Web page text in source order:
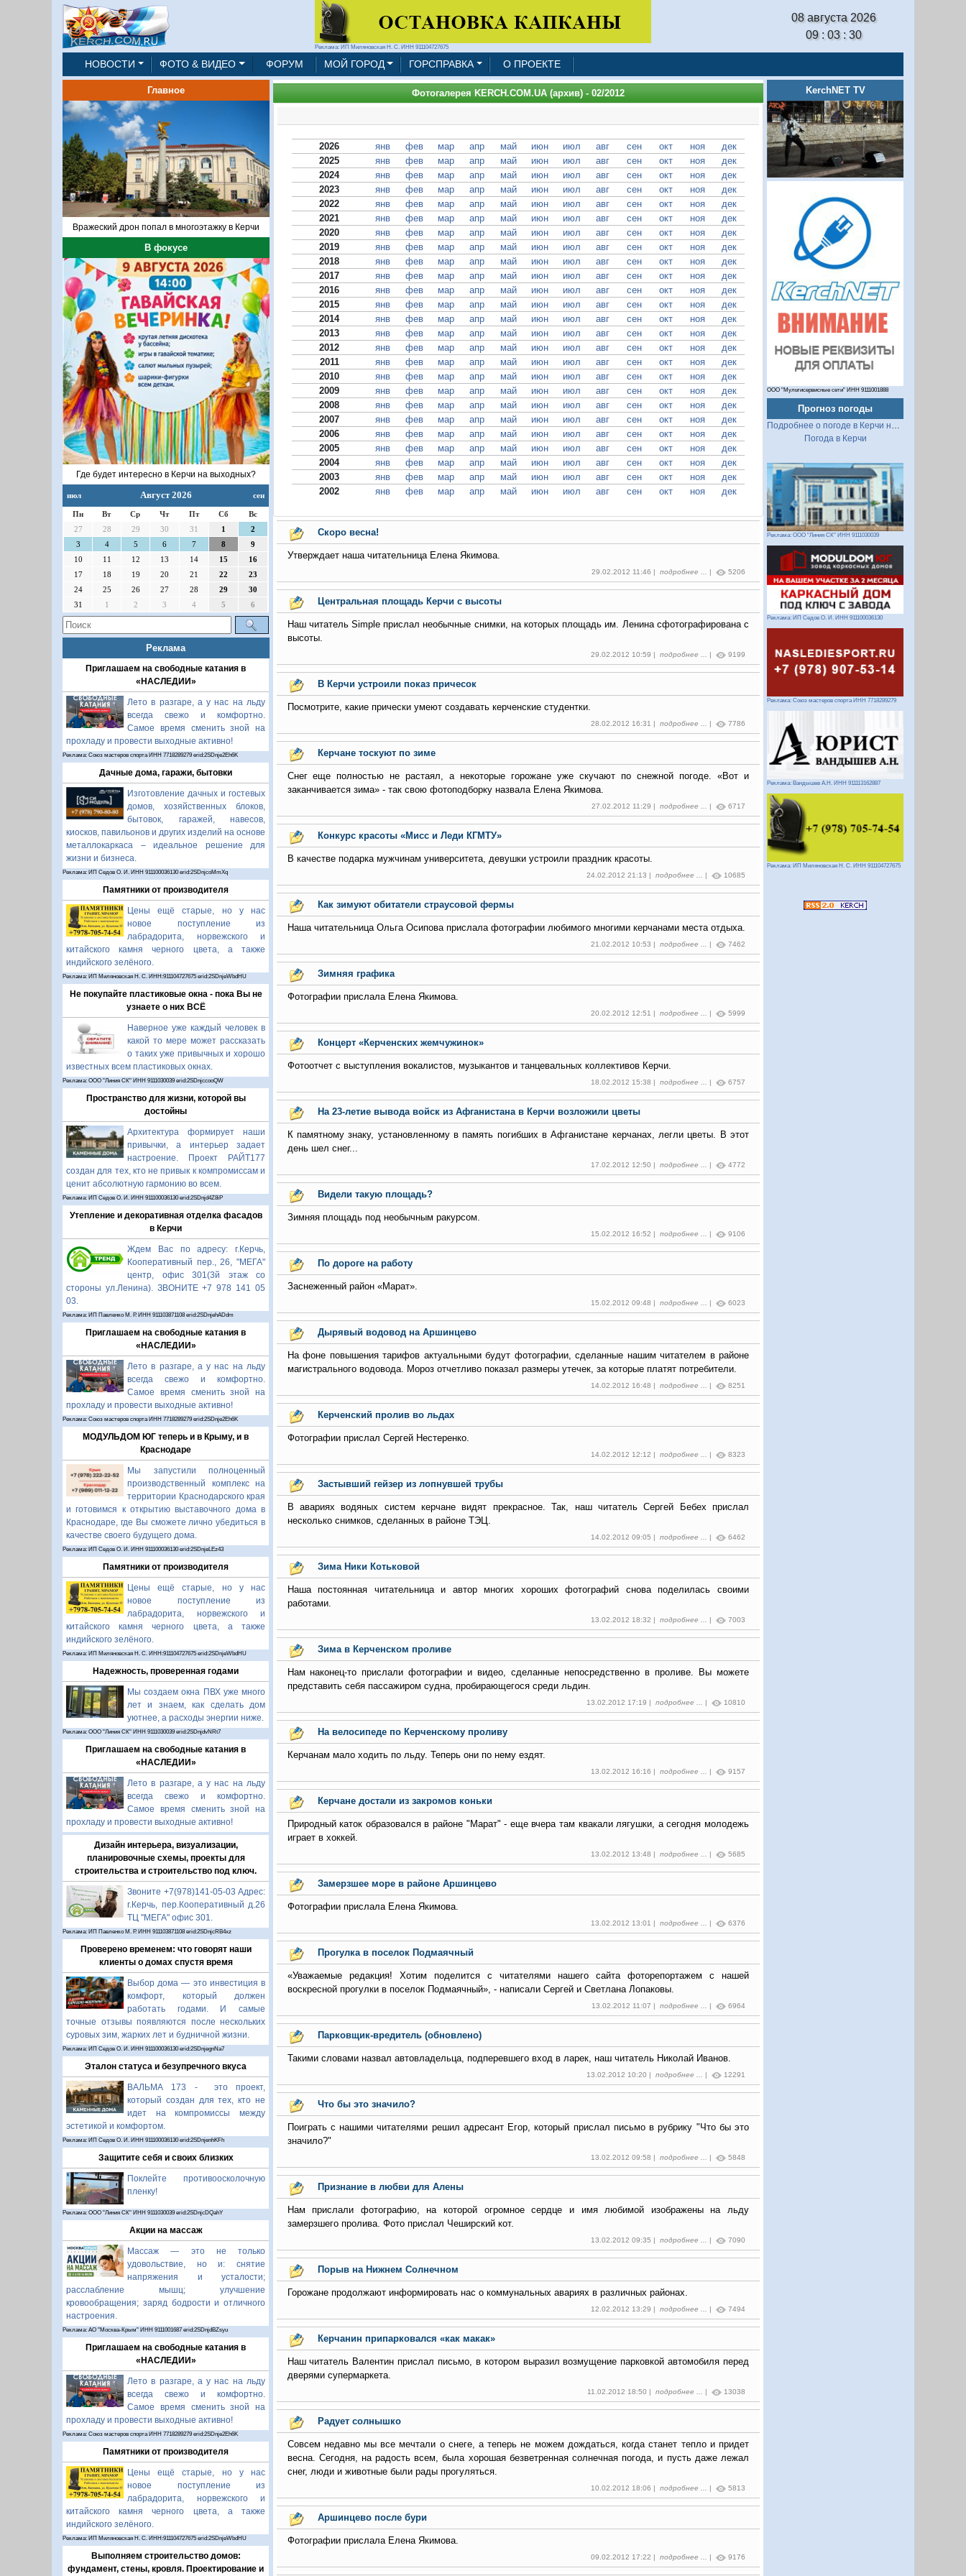
Реклама: ИП Миляновская Н. С. ИНН 911104727675
08 августа 2026
09 : 03 : 31
НОВОСТИ ФОТО & ВИДЕО ФОРУМ МОЙ ГОРОД ГОРСПРАВКА О ПРОЕКТЕ
Главное
Вражеский дрон попал в многоэтажку в Керчи
В фокусе
Где будет интересно в Керчи на выходных?
июл Август 2026 сен
Пн Вт Ср Чт Пт Сб
Вс
27
28 29 30 31 1
2
3
4 5 6 7 8
9
10
11 12 13 14 15
16
17
18 19 20 21 22
23
24
25 26 27 28 29
30
31
1 2 3 4 5 6
Реклама
Приглашаем на свободные катания в
«НАСЛЕДИИ»
Лето в разгаре, а у нас на льду
всегда свежо и комфортно.
Самое время сменить зной на
прохладу и провести выходные активно!
Реклама: Союз мастеров спорта ИНН 7718289279 erid:2SDnje2Eh6K
Дачные дома, гаражи, бытовки
Изготовление дачных и гостевых
домов, хозяйственных блоков,
бытовок, гаражей, навесов,
киосков, павильонов и других изделий на основе
металлокаркаса – идеальное решение для
жизни и бизнеса.
Реклама: ИП Седов О. И. ИНН 911100036130 erid:2SDnjcoMmXq
Памятники от производителя
Цены ещё старые, но у нас
новое поступление из
лабрадорита, норвежского и
китайского камня черного цвета, а также
индийского зелёного.
Реклама: ИП Миляновская Н. С. ИНН:911104727675 erid:2SDnjeWbdHU
Не покупайте пластиковые окна - пока Вы не
узнаете о них ВСЁ
Наверное уже каждый человек в
какой то мере может рассказать
о таких уже привычных и хорошо
известных всем пластиковых окнах.
Реклама: ООО "Линия СК" ИНН 9111030039 erid:2SDnjccooQW
Пространство для жизни, которой вы
достойны
Архитектура формирует наши
привычки, а интерьер задает
настроение. Проект РАЙТ177
создан для тех, кто не привык к компромиссам и
ценит абсолютную гармонию во всем.
Реклама: ИП Седов О. И. ИНН 911100036130 erid:2SDnjd4Z8iP
Утепление и декоративная отделка фасадов
в Керчи
Ждем Вас по адресу: г.Керчь,
Кооперативный пер., 26, "МЕГА"
центр, офис 301(3й этаж со
стороны ул.Ленина). ЗВОНИТЕ +7 978 141 05
03.
Реклама: ИП Павленко М. Р. ИНН 911103871108 erid:2SDnjehADdm
Приглашаем на свободные катания в
«НАСЛЕДИИ»
Лето в разгаре, а у нас на льду
всегда свежо и комфортно.
Самое время сменить зной на
прохладу и провести выходные активно!
Реклама: Союз мастеров спорта ИНН 7718289279 erid:2SDnje2Eh6K
МОДУЛЬДОМ ЮГ теперь и в Крыму, и в
Краснодаре
Мы запустили полноценный
производственный комплекс на
территории Краснодарского края
и готовимся к открытию выставочного дома в
Краснодаре, где Вы сможете лично убедиться в
качестве своего будущего дома.
Реклама: ИП Седов О. И. ИНН 911100036130 erid:2SDnjeLEz43
Памятники от производителя
Цены ещё старые, но у нас
новое поступление из
лабрадорита, норвежского и
китайского камня черного цвета, а также
индийского зелёного.
Реклама: ИП Миляновская Н. С. ИНН:911104727675 erid:2SDnjeWbdHU
Надежность, проверенная годами
Мы создаем окна ПВХ уже много
лет и знаем, как сделать дом
уютнее, а расходы энергии ниже.
Реклама: ООО "Линия СК" ИНН 9111030039 erid:2SDnjdvNRt7
Приглашаем на свободные катания в
«НАСЛЕДИИ»
Лето в разгаре, а у нас на льду
всегда свежо и комфортно.
Самое время сменить зной на
прохладу и провести выходные активно!
Дизайн интерьера, визуализации,
планировочные схемы, проекты для
строительства и строительство под ключ.
Звоните +7(978)141-05-03 Адрес:
г.Керчь, пер.Кооперативный д.26
ТЦ "МЕГА" офис 301.
Реклама: ИП Павленко М. Р. ИНН 911103871108 erid:2SDnjcRB4xz
Проверено временем: что говорят наши
клиенты о домах спустя время
Выбор дома — это инвестиция в
комфорт, который должен
работать годами. И самые
точные отзывы появляются после нескольких
суровых зим, жарких лет и будничной жизни.
Реклама: ИП Седов О. И. ИНН 911100036130 erid:2SDnjegnNa7
Эталон статуса и безупречного вкуса
ВАЛЬМА 173 - это проект,
который создан для тех, кто не
идет на компромиссы между
эстетикой и комфортом.
Реклама: ИП Седов О. И. ИНН 911100036130 erid:2SDnjenhKFh
Защитите себя и своих близких
Поклейте противоосколочную
пленку!
Реклама: ООО "Линия СК" ИНН 9111030039 erid:2SDnjcDQahY
Акции на массаж
Массаж — это не только
удовольствие, но и: снятие
напряжения и усталости;
расслабление мышц; улучшение
кровообращения; заряд бодрости и отличного
настроения.
Реклама: АО "Москва-Крым" ИНН 9111001687 erid:2SDnjdBZsyu
Приглашаем на свободные катания в
«НАСЛЕДИИ»
Лето в разгаре, а у нас на льду
всегда свежо и комфортно.
Самое время сменить зной на
прохладу и провести выходные активно!
Реклама: Союз мастеров спорта ИНН 7718289279 erid:2SDnje2Eh6K
Памятники от производителя
Цены ещё старые, но у нас
новое поступление из
лабрадорита, норвежского и
китайского камня черного цвета, а также
индийского зелёного.
Реклама: ИП Миляновская Н. С. ИНН:911104727675 erid:2SDnjeWbdHU
Выполняем строительство домов:
фундамент, стены, кровля. Проектирование и
Фотогалерея KERCH.COM.UA (архив) - 02/2012
2026 янв фев мар апр май июн июл авг сен окт ноя
дек
2025
янв фев мар апр май июн июл авг сен окт ноя
дек
2024
янв фев мар апр май июн июл авг сен окт ноя
дек
2023
янв фев мар апр май июн июл авг сен окт ноя
дек
2022
янв фев мар апр май июн июл авг сен окт ноя
дек
2021
янв фев мар апр май июн июл авг сен окт ноя
дек
2020
янв фев мар апр май июн июл авг сен окт ноя
дек
2019
янв фев мар апр май июн июл авг сен окт ноя
дек
2018
янв фев мар апр май июн июл авг сен окт ноя
дек
2017
янв фев мар апр май июн июл авг сен окт ноя
дек
2016
янв фев мар апр май июн июл авг сен окт ноя
дек
2015
янв фев мар апр май июн июл авг сен окт ноя
дек
2014
янв фев мар апр май июн июл авг сен окт ноя
дек
2013
янв фев мар апр май июн июл авг сен окт ноя
дек
2012
янв фев мар апр май июн июл авг сен окт ноя
дек
2011
янв фев мар апр май июн июл авг сен окт ноя
дек
2010
янв фев мар апр май июн июл авг сен окт ноя
дек
2009
янв фев мар апр май июн июл авг сен окт ноя
дек
2008
янв фев мар апр май июн июл авг сен окт ноя
дек
2007
янв фев мар апр май июн июл авг сен окт ноя
дек
2006
янв фев мар апр май июн июл авг сен окт ноя
дек
2005
янв фев мар апр май июн июл авг сен окт ноя
дек
2004
янв фев мар апр май июн июл авг сен окт ноя
дек
2003
янв фев мар апр май июн июл авг сен окт ноя
дек
2002
янв фев мар апр май июн июл авг сен окт ноя дек
Скоро весна!
Утверждает наша читательница Елена Якимова.
29.02.2012 11:46 | подробнее ... | 5206
Центральная площадь Керчи с высоты
Наш читатель Simple прислал необычные снимки, на которых площадь им. Ленина сфотографирована с
высоты.
29.02.2012 10:59 | подробнее ... | 9199
В Керчи устроили показ причесок
Посмотрите, какие прически умеют создавать керченские студентки.
28.02.2012 16:31 | подробнее ... | 7786
Керчане тоскуют по зиме
Снег еще полностью не растаял, а некоторые горожане уже скучают по снежной погоде. «Вот и
заканчивается зима» - так свою фотоподборку назвала Елена Якимова.
27.02.2012 11:29 | подробнее ... | 6717
Конкурс красоты «Мисс и Леди КГМТУ»
В качестве подарка мужчинам университета, девушки устроили праздник красоты.
24.02.2012 21:13 | подробнее ... | 10685
Как зимуют обитатели страусовой фермы
Наша читательница Ольга Осипова прислала фотографии любимого многими керчанами места отдыха.
21.02.2012 10:53 | подробнее ... | 7462
Зимняя графика
Фотографии прислала Елена Якимова.
20.02.2012 12:51 | подробнее ... | 5999
Концерт «Керченских жемчужинок»
Фотоотчет с выступления вокалистов, музыкантов и танцевальных коллективов Керчи.
18.02.2012 15:38 | подробнее ... | 6757
На 23-летие вывода войск из Афганистана в Керчи возложили цветы
К памятному знаку, установленному в память погибших в Афганистане керчанах, легли цветы. В этот
день шел снег...
17.02.2012 12:50 | подробнее ... | 4772
Видели такую площадь?
Зимняя площадь под необычным ракурсом.
15.02.2012 16:52 | подробнее ... | 9106
По дороге на работу
Заснеженный район «Марат».
15.02.2012 09:48 | подробнее ... | 6023
Дырявый водовод на Аршинцево
На фоне повышения тарифов актуальными будут фотографии, сделанные нашим читателем в районе
магистрального водовода. Мороз отчетливо показал размеры утечек, за которые платят потребители.
14.02.2012 16:48 | подробнее ... | 8251
Керченский пролив во льдах
Фотографии прислал Сергей Нестеренко.
14.02.2012 12:12 | подробнее ... | 8323
Застывший гейзер из лопнувшей трубы
В авариях водяных систем керчане видят прекрасное. Так, наш читатель Сергей Бебех прислал
несколько снимков, сделанных в районе ТЭЦ.
14.02.2012 09:05 | подробнее ... | 6462
Зима Ники Котьковой
Наша постоянная читательница и автор многих хороших фотографий снова поделилась своими
работами.
13.02.2012 18:32 | подробнее ... | 7003
Зима в Керченском проливе
Нам наконец-то прислали фотографии и видео, сделанные непосредственно в проливе. Вы можете
представить себя пассажиром судна, пробирающегося среди льдин.
13.02.2012 17:19 | подробнее ... | 10810
На велосипеде по Керченскому проливу
Керчанам мало ходить по льду. Теперь они по нему ездят.
13.02.2012 16:16 | подробнее ... | 9157
Керчане достали из закромов коньки
Природный каток образовался в районе "Марат" - еще вчера там квакали лягушки, а сегодня молодежь
играет в хоккей.
13.02.2012 13:48 | подробнее ... | 5685
Замерзшее море в районе Аршинцево
Фотографии прислала Елена Якимова.
13.02.2012 13:01 | подробнее ... | 6376
Прогулка в поселок Подмаячный
«Уважаемые редакция! Хотим поделится с читателями нашего сайта фоторепортажем с нашей
воскресной прогулки в поселок Подмаячный», - написали Сергей и Светлана Лопаковы.
13.02.2012 11:07 | подробнее ... | 6964
Парковщик-вредитель (обновлено)
Такими словами назвал автовладельца, подперевшего вход в ларек, наш читатель Николай Иванов.
13.02.2012 10:20 | подробнее ... | 12291
Что бы это значило?
Поиграть с нашими читателями решил адресант Егор, который прислал письмо в рубрику "Что бы это
значило?"
13.02.2012 09:58 | подробнее ... | 5848
Признание в любви для Алены
Нам прислали фотографию, на которой огромное сердце и имя любимой изображены на льду
замерзшего пролива. Фото прислал Чеширский кот.
13.02.2012 09:35 | подробнее ... | 7090
Порыв на Нижнем Солнечном
Горожане продолжают информировать нас о коммунальных авариях в различных районах.
12.02.2012 13:29 | подробнее ... | 7494
Керчанин припарковался «как макак»
Наш читатель Валентин прислал письмо, в котором выразил возмущение парковкой автомобиля перед
дверями супермаркета.
11.02.2012 18:50 | подробнее ... | 13038
Радует солнышко
Совсем недавно мы все мечтали о снеге, а теперь не можем дождаться, когда станет тепло и придет
весна. Сегодня, на радость всем, была хорошая безветренная солнечная погода, и пусть даже лежал
снег, люди и животные были рады прогуляться.
10.02.2012 18:06 | подробнее ... | 5813
Аршинцево после бури
Фотографии прислала Елена Якимова.
09.02.2012 17:22 | подробнее ... | 9176
KerchNET TV
ООО "Мультисервисные сети" ИНН 9111001888
Прогноз погоды
Подробнее о погоде в Керчи на 2 недели
Погода в Керчи
Реклама: ООО "Линия СК" ИНН 9111030039
Реклама: ИП Седов О. И. ИНН 911100036130
Реклама: Союз мастеров спорта ИНН 7718289279
Реклама: Вандышев А.Н. ИНН 911113162887
Реклама: ИП Миляновская Н. С. ИНН 911104727675